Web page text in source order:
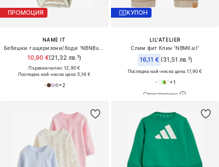
ПРОМОЦИЯ
NAME IT
10,90 €(21,32 лв.³)
Първоначално: 12,90 €
Последна най-ниска цена:5,16 €
+2
КУПОН
LIL'ATELIER
Слим фит Клин 'NBMKail'
16,11 € (31,51 лв.³)
Последна най-ниска цена:17,90 €
+1